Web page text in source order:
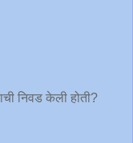
निवड केली होती?